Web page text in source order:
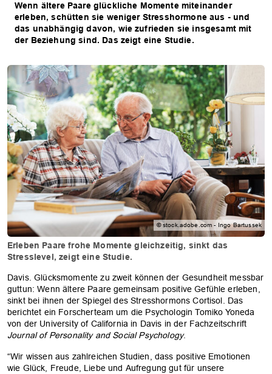
Wenn ältere Paare glückliche Momente miteinander
erleben, schütten sie weniger Stresshormone aus - und
das unabhängig davon, wie zufrieden sie insgesamt mit
der Beziehung sind. Das zeigt eine Studie.
© stock.adobe.com - Ingo Bartussek
Erleben Paare frohe Momente gleichzeitig, sinkt das
Stresslevel, zeigt eine Studie.
Davis. Glücksmomente zu zweit können der Gesundheit messbar
guttun: Wenn ältere Paare gemeinsam positive Gefühle erleben,
sinkt bei ihnen der Spiegel des Stresshormons Cortisol. Das
berichtet ein Forscherteam um die Psychologin Tomiko Yoneda
von der University of California in Davis in der Fachzeitschrift
Journal of Personality and Social Psychology.
“Wir wissen aus zahlreichen Studien, dass positive Emotionen
wie Glück, Freude, Liebe und Aufregung gut für unsere